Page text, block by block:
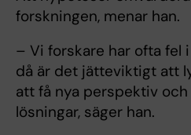
forskningen, menar han.
– Vi forskare har ofta fel
då är det jätteviktigt att
att få nya perspektiv
lösningar, säger han.